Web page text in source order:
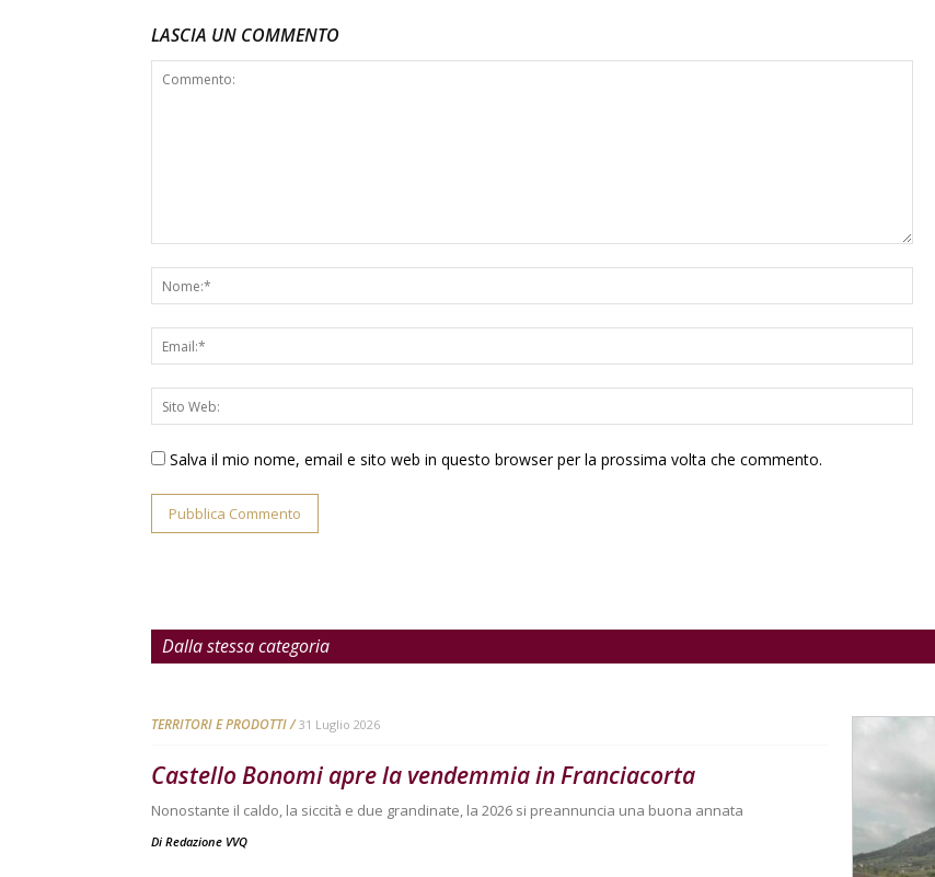
LASCIA UN COMMENTO
Salva il mio nome, email e sito web in questo browser per la prossima volta che commento.
Dalla stessa categoria
TERRITORI E PRODOTTI 31 Luglio 2026
Castello Bonomi apre la vendemmia in Franciacorta
Nonostante il caldo, la siccità e due grandinate, la 2026 si preannuncia una buona annata
Di Redazione VVQ